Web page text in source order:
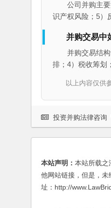
公司并购主
识产权风险；5）
并购交易中
并购交易结
排；4）税收筹划
以上内容仅供
投资并购法律咨询
本站声明： 本站所载之
他网站链接，但是，
址：http://